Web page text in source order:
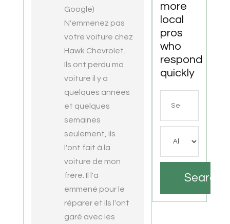
Google)
N'emmenez pas
votre voiture chez
Hawk Chevrolet.
Ils ont perdu ma
voiture il y a
quelques années
et quelques
semaines
seulement, ils
l'ont fait à la
voiture de mon
frère. Il l'a
emmené pour le
réparer et ils l'ont
garé avec les
Repair
LLC
more
local
pros
who
respond
quickly
Search